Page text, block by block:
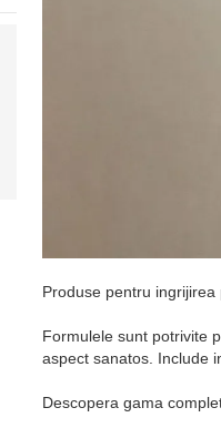
Produse pentru
Formulele sunt potrivite
aspect sanatos. Include
Descopera gama